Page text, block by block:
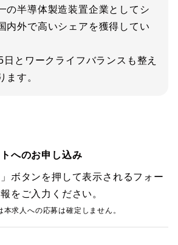
の半導体製造装置企業としてシ
内外で高いシェアを獲得してい
とワークライフバランスも整え
ます。
へのお申し込み
」ボタンを押して表示されるフォー
をご入力ください。
求人への応募は確定しません。